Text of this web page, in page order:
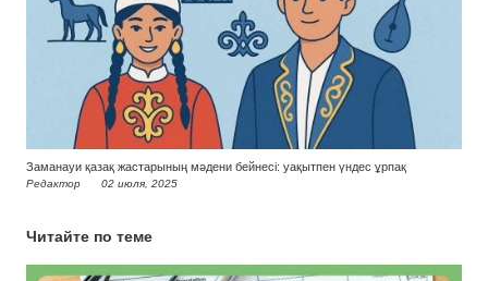
Заманауи қазақ жастарының мәдени бейнесі: уақытпен үндес ұрпақ
Редактор 02 июля, 2025
Читайте по теме